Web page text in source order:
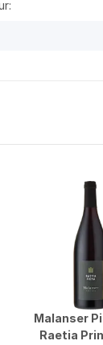
Malanser
Raetia